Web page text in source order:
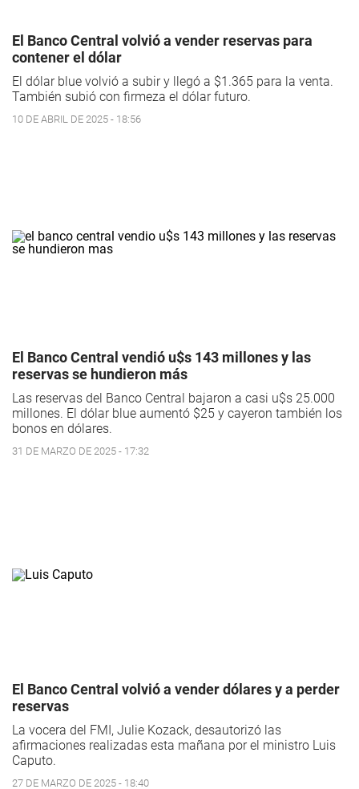
El Banco Central volvió a vender reservas para
contener el dólar
El dólar blue volvió a subir y llegó a $1.365 para la venta.
También subió con firmeza el dólar futuro.
10 DE ABRIL DE 2025 - 18:56
El Banco Central vendió u$s 143 millones y las
reservas se hundieron más
Las reservas del Banco Central bajaron a casi u$s 25.000
millones. El dólar blue aumentó $25 y cayeron también los
bonos en dólares.
31 DE MARZO DE 2025 - 17:32
El Banco Central volvió a vender dólares y a perder
reservas
La vocera del FMI, Julie Kozack, desautorizó las
afirmaciones realizadas esta mañana por el ministro Luis
Caputo.
27 DE MARZO DE 2025 - 18:40